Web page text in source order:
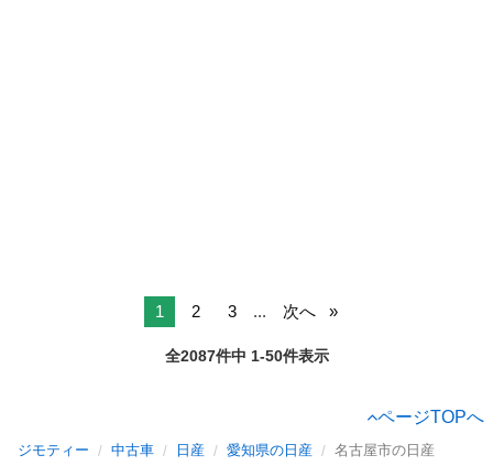
1 2 3 ... 次へ
全2087件中 1-50件表示
ページTOPへ
ジモティー 中古車 日産 愛知県の日産 名古屋市の日産